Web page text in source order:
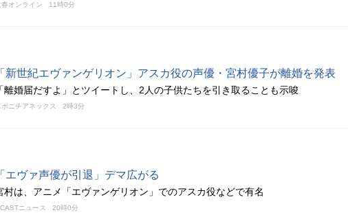
春オンライン 11時0分
「新世紀エヴァンゲリオン」アスカ役の声優・宮村優子が離婚を発表
「離婚届だすよ」とツイートし、2人の子供たちを引き取ることも示唆
ポニチアネックス 2時3分
「エヴァ声優が引退」デマ広がる
村は、アニメ「エヴァンゲリオン」でのアスカ役などで有名
ニュース 20時0分